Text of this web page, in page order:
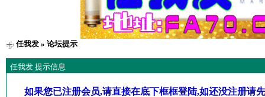
任我发» 论坛提示
任我发 提示信息
如果您已注册会员,请直接在底下框框登陆,如还没注册请